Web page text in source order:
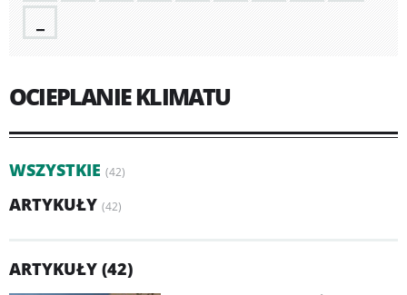
OCIEPLANIE KLIMATU
WSZYSTKIE (42)
ARTYKUŁY (42)
ARTYKUŁY (42)